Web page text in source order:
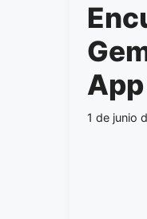
1 de junio